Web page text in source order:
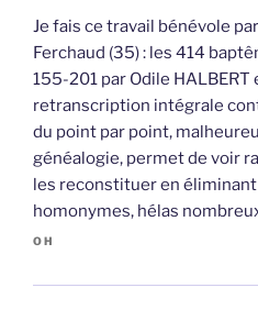
Je fais ce travail bénévole
Ferchaud (35) : les 414
155-201 par Odile HALBERT
retranscription intégrale
du point par point,
généalogie, permet de voir
les reconstituer en
homonymes, hélas
OH